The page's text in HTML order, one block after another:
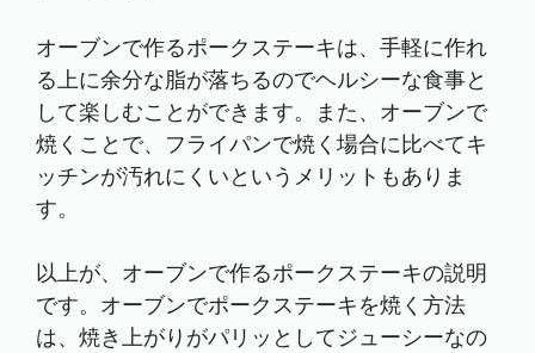
オーブンで作るポークステーキは、手軽に作れ
る上に余分な脂が落ちるのでヘルシーな食事と
して楽しむことができます。また、オーブンで
焼くことで、フライパンで焼く場合に比べてキ
ッチンが汚れにくいというメリットもありま
す。
以上が、オーブンで作るポークステーキの説明
です。オーブンでポークステーキを焼く方法
は、焼き上がりがパリッとしてジューシーなの